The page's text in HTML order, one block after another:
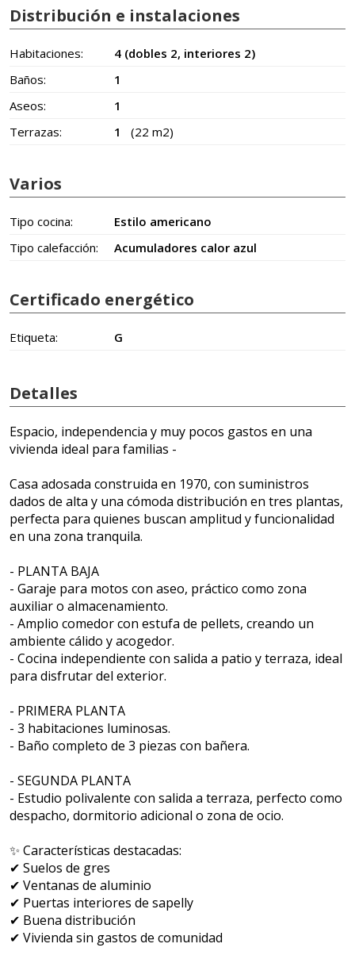
Distribución e instalaciones
Habitaciones:
4 (dobles 2, interiores 2)
Baños:
1
Aseos:
1
Terrazas:
1 (22 m2)
Varios
Tipo cocina:
Estilo americano
Tipo calefacción:
Acumuladores calor azul
Certificado energético
Etiqueta: G
Detalles
Espacio, independencia y muy pocos gastos en una
vivienda ideal para familias -
Casa adosada construida en 1970, con suministros
dados de alta y una cómoda distribución en tres plantas,
perfecta para quienes buscan amplitud y funcionalidad
en una zona tranquila.
- PLANTA BAJA
- Garaje para motos con aseo, práctico como zona
auxiliar o almacenamiento.
- Amplio comedor con estufa de pellets, creando un
ambiente cálido y acogedor.
- Cocina independiente con salida a patio y terraza, ideal
para disfrutar del exterior.
- PRIMERA PLANTA
- 3 habitaciones luminosas.
- Baño completo de 3 piezas con bañera.
- SEGUNDA PLANTA
- Estudio polivalente con salida a terraza, perfecto como
despacho, dormitorio adicional o zona de ocio.
✨ Características destacadas:
✔ Suelos de gres
✔ Ventanas de aluminio
✔ Puertas interiores de sapelly
✔ Buena distribución
✔ Vivienda sin gastos de comunidad